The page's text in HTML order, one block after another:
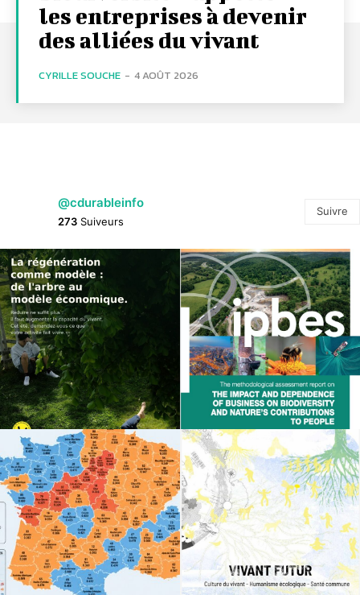
les entreprises à devenir
des alliées du vivant
CYRILLE SOUCHE - 4 AOÛT 2026
@cdurableinfo
273 Suiveurs
Suivre